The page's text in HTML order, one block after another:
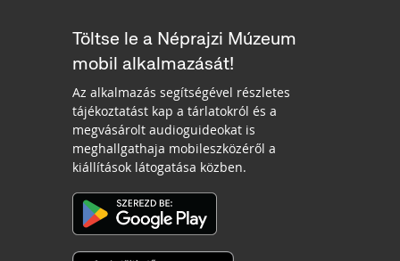
Töltse le a Néprajzi Múzeum
mobil alkalmazását!
Az alkalmazás segítségével részletes
tájékoztatást kap a tárlatokról és a
megvásárolt audioguideokat is
meghallgathaja mobileszközéről a
kiállítások látogatása közben.